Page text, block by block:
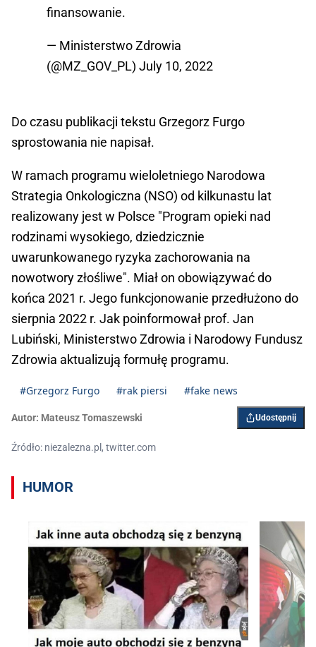
finansowanie.
— Ministerstwo Zdrowia
(@MZ_GOV_PL) July 10, 2022
Do czasu publikacji tekstu Grzegorz Furgo
sprostowania nie napisał.
W ramach programu wieloletniego Narodowa
Strategia Onkologiczna (NSO) od kilkunastu lat
realizowany jest w Polsce "Program opieki nad
rodzinami wysokiego, dziedzicznie
uwarunkowanego ryzyka zachorowania na
nowotwory złośliwe". Miał on obowiązywać do
końca 2021 r. Jego funkcjonowanie przedłużono do
sierpnia 2022 r. Jak poinformował prof. Jan
Lubiński, Ministerstwo Zdrowia i Narodowy Fundusz
Zdrowia aktualizują formułę programu.
#Grzegorz Furgo #rak piersi #fake news
Autor: Mateusz Tomaszewski Udostępnij
Źródło: niezalezna.pl, twitter.com
HUMOR